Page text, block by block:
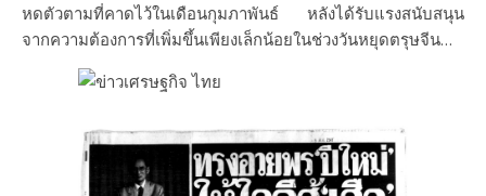
หดตัวตามที่คาดไว้ในเดือนกุมภาพันธ์ หลังได้รับแรงสนับสนุน
จากความต้องการที่เพิ่มขึ้นเพียงเล็กน้อยในช่วงวันหยุดตรุษจีน…